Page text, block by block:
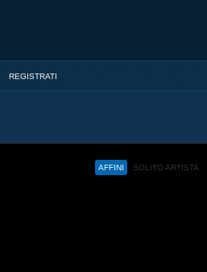
REGISTRATI
AFFINI SOLITO ARTISTA